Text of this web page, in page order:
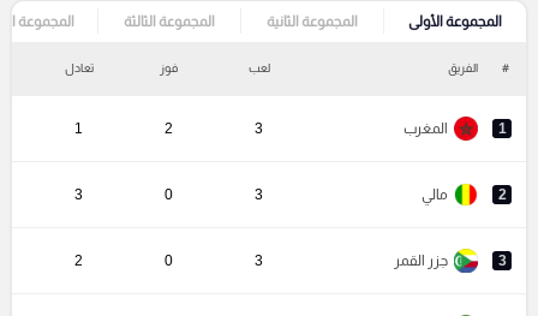
المجموعة الأولى المجموعة الثانية المجموعة الثالثة المجموعة
# الفريق لعب فوز تعادل
1 المغرب 3
2
1
2 مالي 3
0
3
3 جزر القمر 3
0
2